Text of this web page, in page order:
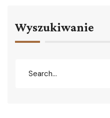
Wyszukiwanie